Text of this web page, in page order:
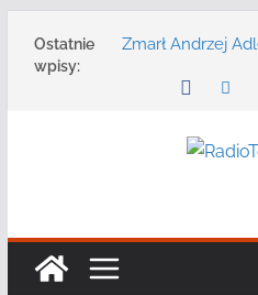
Ostatnie
wpisy:
Zmarł Andrzej
Radmor –
DGT wraz z
konferencję:
bezpieczeństwa